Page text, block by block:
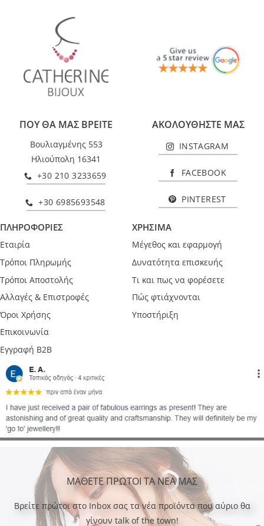
ΠΟΥ ΘΑ ΜΑΣ ΒΡΕΙΤΕ
Βουλιαγμένης 553
Ηλιούπολη 16341
+30 210 3233659
+30 6985693548
ΑΚΟΛΟΥΘΗΣΤΕ ΜΑΣ
INSTAGRAM
FACEBOOK
PINTEREST
ΠΛΗΡΟΦΟΡΙΕΣ
Εταιρία
Τρόποι Πληρωμής
Τρόποι Αποστολής
Αλλαγές & Επιστροφές
Όροι Χρήσης
Επικοινωνία
Εγγραφή B2B
ΧΡΗΣΙΜΑ
Μέγεθος και εφαρμογή
Δυνατότητα επισκευής
Τι και πως να φορέσετε
Πώς φτιάχνονται
Υποστήριξη
ΜΑΘΕΤΕ ΠΡΩΤΟΙ ΤΑ ΝΕΑ ΜΑΣ
Bρείτε πρώτοι στο Inbox σας τα νέα προϊόντα που αύριο θα
γίνουν talk of the town!